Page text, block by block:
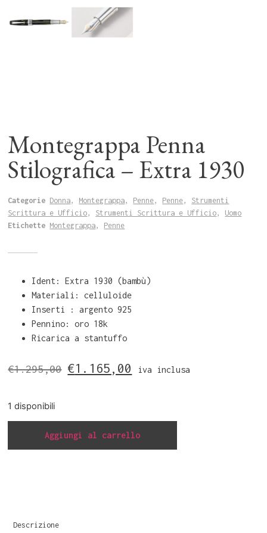
Montegrappa Penna
Stilografica – Extra 1930
Categorie Donna, Montegrappa, Penne, Penne, Strumenti
Scrittura e Ufficio, Strumenti Scrittura e Ufficio, Uomo
Etichette Montegrappa, Penne
Ident: Extra 1930 (bambù)
Materiali: celluloide
Inserti : argento 925
Pennino: oro 18k
Ricarica a stantuffo
€1.295,00 €1.165,00 iva inclusa
1 disponibili
Aggiungi al carrello
Descrizione